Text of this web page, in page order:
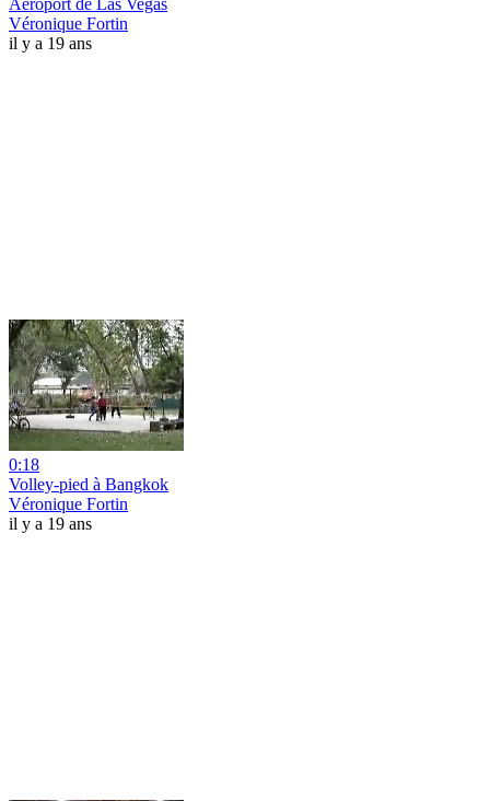
Aéroport de Las Vegas
Véronique Fortin
il y a 19 ans
0:18
Volley-pied à Bangkok
Véronique Fortin
il y a 19 ans